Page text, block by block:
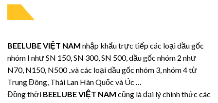
BEELUBE VIỆT NAM nhập khẩu trực tiếp các loại dầu gốc
nhóm I như SN 150, SN 300, SN 500, dầu gốc nhóm 2 như
N70, N150, N500 ..và các loại dầu gốc nhóm 3, nhóm 4 từ
Trung Đông, Thái Lan Hàn Quốc và Úc …
Đồng thời BEELUBE VIỆT NAM cũng là đại lý chính thức các